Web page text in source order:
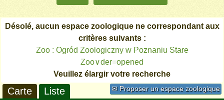
Désolé, aucun espace zoologique ne correspondant aux
critères suivants :
Zoo : Ogród Zoologiczny w Poznaniu Stare
Zoo∨der=opened
Veuillez élargir votre recherche
✉ Proposer un espace zoologique
Carte Liste